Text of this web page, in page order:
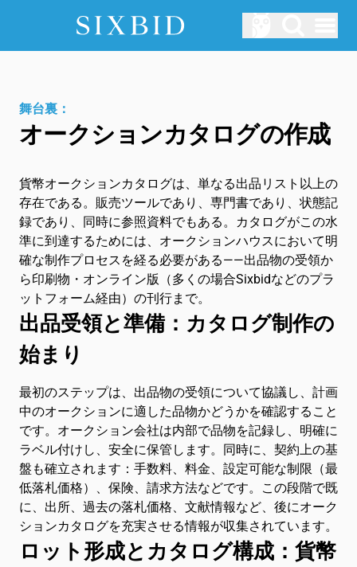
私たちについて
ログイン
サービス
ブログ
用語集
JA
English
Français FR
Deutsch DE
Italiano IT
Русский RU
舞台裏：
オークションカタログの作成
貨幣オークションカタログは、単なる出品リスト以上の
存在である。販売ツールであり、専門書であり、状態記
録であり、同時に参照資料でもある。カタログがこの水
準に到達するためには、オークションハウスにおいて明
確な制作プロセスを経る必要がある——出品物の受領か
ら印刷物・オンライン版（多くの場合Sixbidなどのプラ
ットフォーム経由）の刊行まで。
出品受領と準備：カタログ制作の
始まり
最初のステップは、出品物の受領について協議し、計画
中のオークションに適した品物かどうかを確認すること
です。オークション会社は内部で品物を記録し、明確に
ラベル付けし、安全に保管します。同時に、契約上の基
盤も確立されます：手数料、料金、設定可能な制限（最
低落札価格）、保険、請求方法などです。この段階で既
に、出所、過去の落札価格、文献情報など、後にオーク
ションカタログを充実させる情報が収集されています。
ロット形成とカタログ構成：貨幣